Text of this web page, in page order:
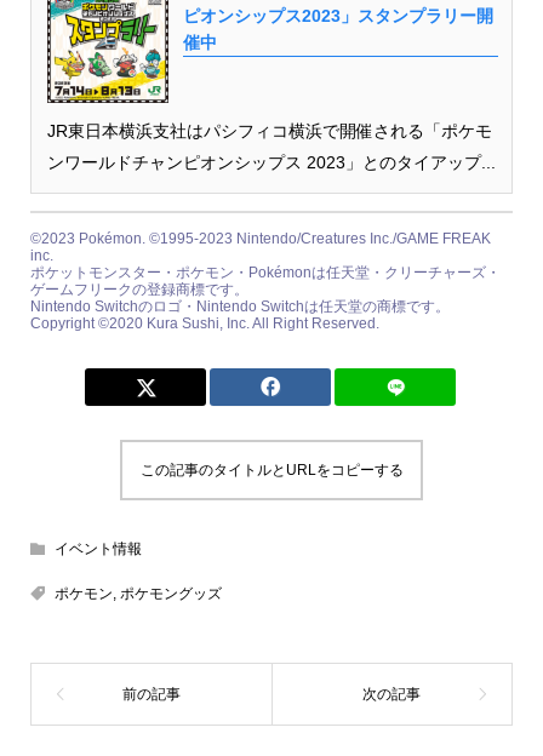
ピオンシップス2023」スタンプラリー開
催中
JR東日本横浜支社はパシフィコ横浜で開催される「ポケモ
ンワールドチャンピオンシップス 2023」とのタイアップ...
©2023 Pokémon. ©1995-2023 Nintendo/Creatures Inc./GAME FREAK
inc.
ポケットモンスター・ポケモン・Pokémonは任天堂・クリーチャーズ・
ゲームフリークの登録商標です。
Nintendo Switchのロゴ・Nintendo Switchは任天堂の商標です。
Copyright ©2020 Kura Sushi, Inc. All Right Reserved.
この記事のタイトルとURLをコピーする
イベント情報
ポケモン, ポケモングッズ